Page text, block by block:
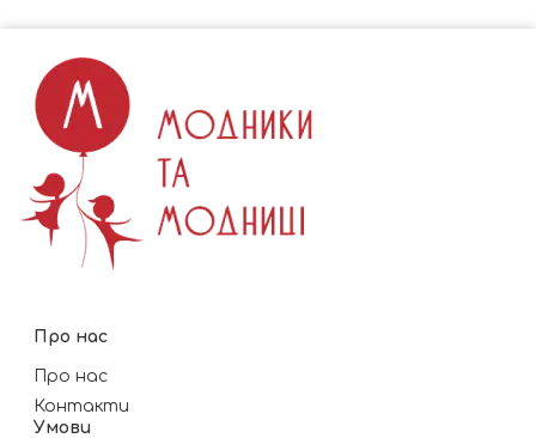
Про нас
Про нас
Контакти
Умови